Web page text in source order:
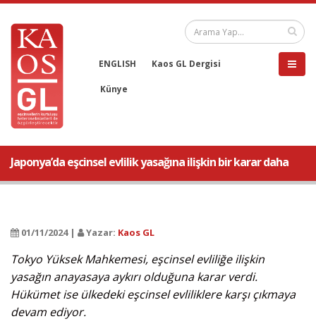
ENGLISH Kaos GL Dergisi
Künye
Japonya’da eşcinsel evlilik yasağına ilişkin bir karar daha
01/11/2024 | Yazar: Kaos GL
Tokyo Yüksek Mahkemesi, eşcinsel evliliğe ilişkin
yasağın anayasaya aykırı olduğuna karar verdi.
Hükümet ise ülkedeki eşcinsel evliliklere karşı çıkmaya
devam ediyor.